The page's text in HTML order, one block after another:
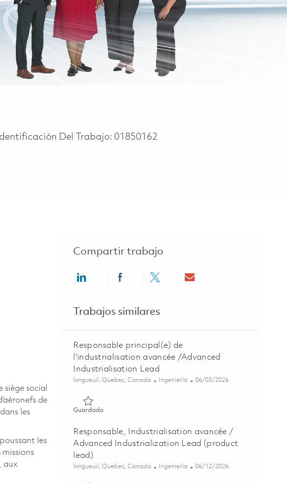
Identificación Del Trabajo: 01850162
social
de
les
les
aux
Compartir trabajo
Share via LinkedInShare via Facebook
Share via twitterShare via email
Trabajos similares
Responsable principal(e) de
l’industrialisation avancée /Advanced
Industrialisation Lead
Ubicación
longueuil, Quebec, Canada Categoría
Ingeniería Posted Date
06/03/2026
Guardado
Responsable, Industrialisation avancée /
Advanced Industrialization Lead (product
lead)
Ubicación
longueuil, Quebec, Canada Categoría
Ingeniería Posted Date
06/12/2026